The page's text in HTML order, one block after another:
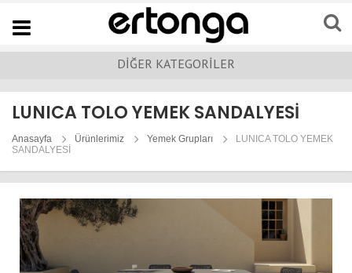
Navigation
DİĞER KATEGORİLER
LUNICA TOLO YEMEK SANDALYESİ
Anasayfa Ürünlerimiz Yemek Grupları
LUNICA TOLO YEMEK
SANDALYESİ